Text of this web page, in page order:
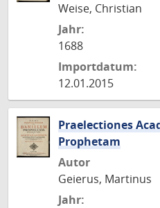
Weise, Christian
Jahr:
1688
Importdatum:
12.01.2015
Praelectiones
Prophetam
Autor
Geierus, Martinus
Jahr: